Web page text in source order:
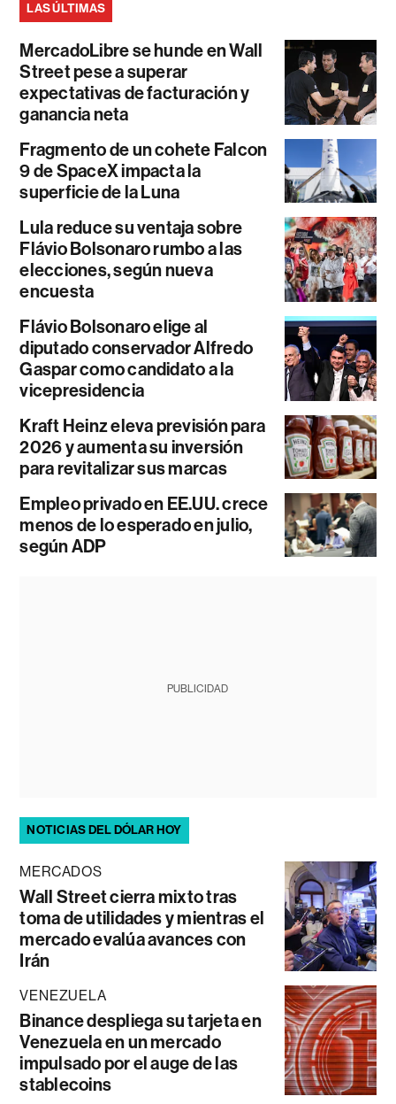
LAS ÚLTIMAS
MercadoLibre se hunde en Wall
Street pese a superar
expectativas de facturación y
ganancia neta
Fragmento de un cohete Falcon
9 de SpaceX impacta la
superficie de la Luna
Lula reduce su ventaja sobre
Flávio Bolsonaro rumbo a las
elecciones, según nueva
encuesta
Flávio Bolsonaro elige al
diputado conservador Alfredo
Gaspar como candidato a la
vicepresidencia
Kraft Heinz eleva previsión para
2026 y aumenta su inversión
para revitalizar sus marcas
Empleo privado en EE.UU. crece
menos de lo esperado en julio,
según ADP
PUBLICIDAD
NOTICIAS DEL DÓLAR HOY
MERCADOS
Wall Street cierra mixto tras
toma de utilidades y mientras el
mercado evalúa avances con
Irán
VENEZUELA
Binance despliega su tarjeta en
Venezuela en un mercado
impulsado por el auge de las
stablecoins